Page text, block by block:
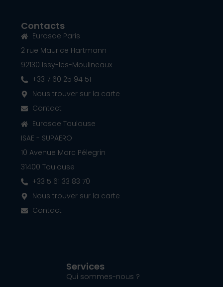
Services
Qui sommes-nous ?
Contacts
Eurosae Paris
2 rue Maurice Hartmann
92130 Issy-les-Moulineaux
+33 7 60 25 94 51
Nous trouver sur la carte
Contact
Eurosae Toulouse
ISAE - SUPAERO
10 Avenue Marc Pélegrin
31400 Toulouse
+33 5 61 33 83 70
Nous trouver sur la carte
Contact